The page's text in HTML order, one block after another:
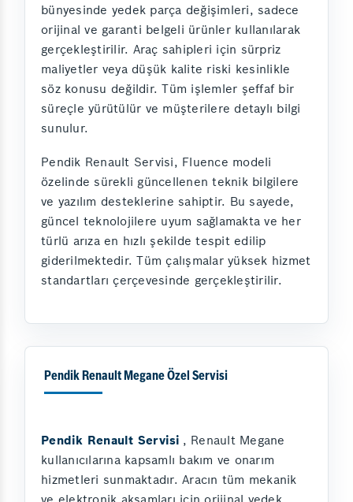
bünyesinde yedek parça değişimleri, sadece
orijinal ve garanti belgeli ürünler kullanılarak
gerçekleştirilir. Araç sahipleri için sürpriz
maliyetler veya düşük kalite riski kesinlikle
söz konusu değildir. Tüm işlemler şeffaf bir
süreçle yürütülür ve müşterilere detaylı bilgi
sunulur.
Pendik Renault Servisi, Fluence modeli
özelinde sürekli güncellenen teknik bilgilere
ve yazılım desteklerine sahiptir. Bu sayede,
güncel teknolojilere uyum sağlamakta ve her
türlü arıza en hızlı şekilde tespit edilip
giderilmektedir. Tüm çalışmalar yüksek hizmet
standartları çerçevesinde gerçekleştirilir.
Pendik Renault Megane Özel Servisi
Pendik Renault Servisi , Renault Megane
kullanıcılarına kapsamlı bakım ve onarım
hizmetleri sunmaktadır. Aracın tüm mekanik